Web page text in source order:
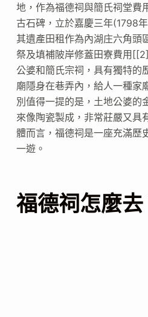
地，作為福德祠與簡氏祠堂
古石碑，立於嘉慶三年(1798
其遺產田租作為內湖庄六角頭
祭及填補陂岸修蓋田寮費用
公婆和簡氏宗祠，具有獨特
廟隱身在巷弄內，給人一種
別值得一提的是，土地公婆的
來像陶瓷製成，非常莊嚴又
體而言，福德祠是一座充滿歷
一遊。
福德祠怎麼